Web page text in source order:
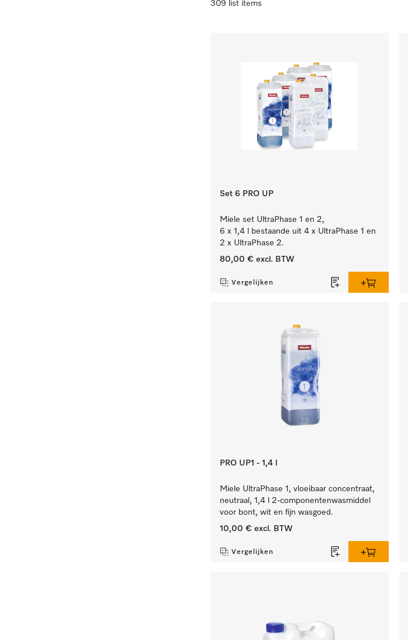
309 list items
Set 6 PRO UP
Miele set UltraPhase 1 en 2,
6 x 1,4 l bestaande uit 4 x UltraPhase 1 en
2 x UltraPhase 2.
80,00 € excl. BTW
Vergelijken
PRO UP1 - 1,4 l
Miele UltraPhase 1, vloeibaar concentraat,
neutraal, 1,4 l 2-componentenwasmiddel
voor bont, wit en fijn wasgoed.
10,00 € excl. BTW
Vergelijken